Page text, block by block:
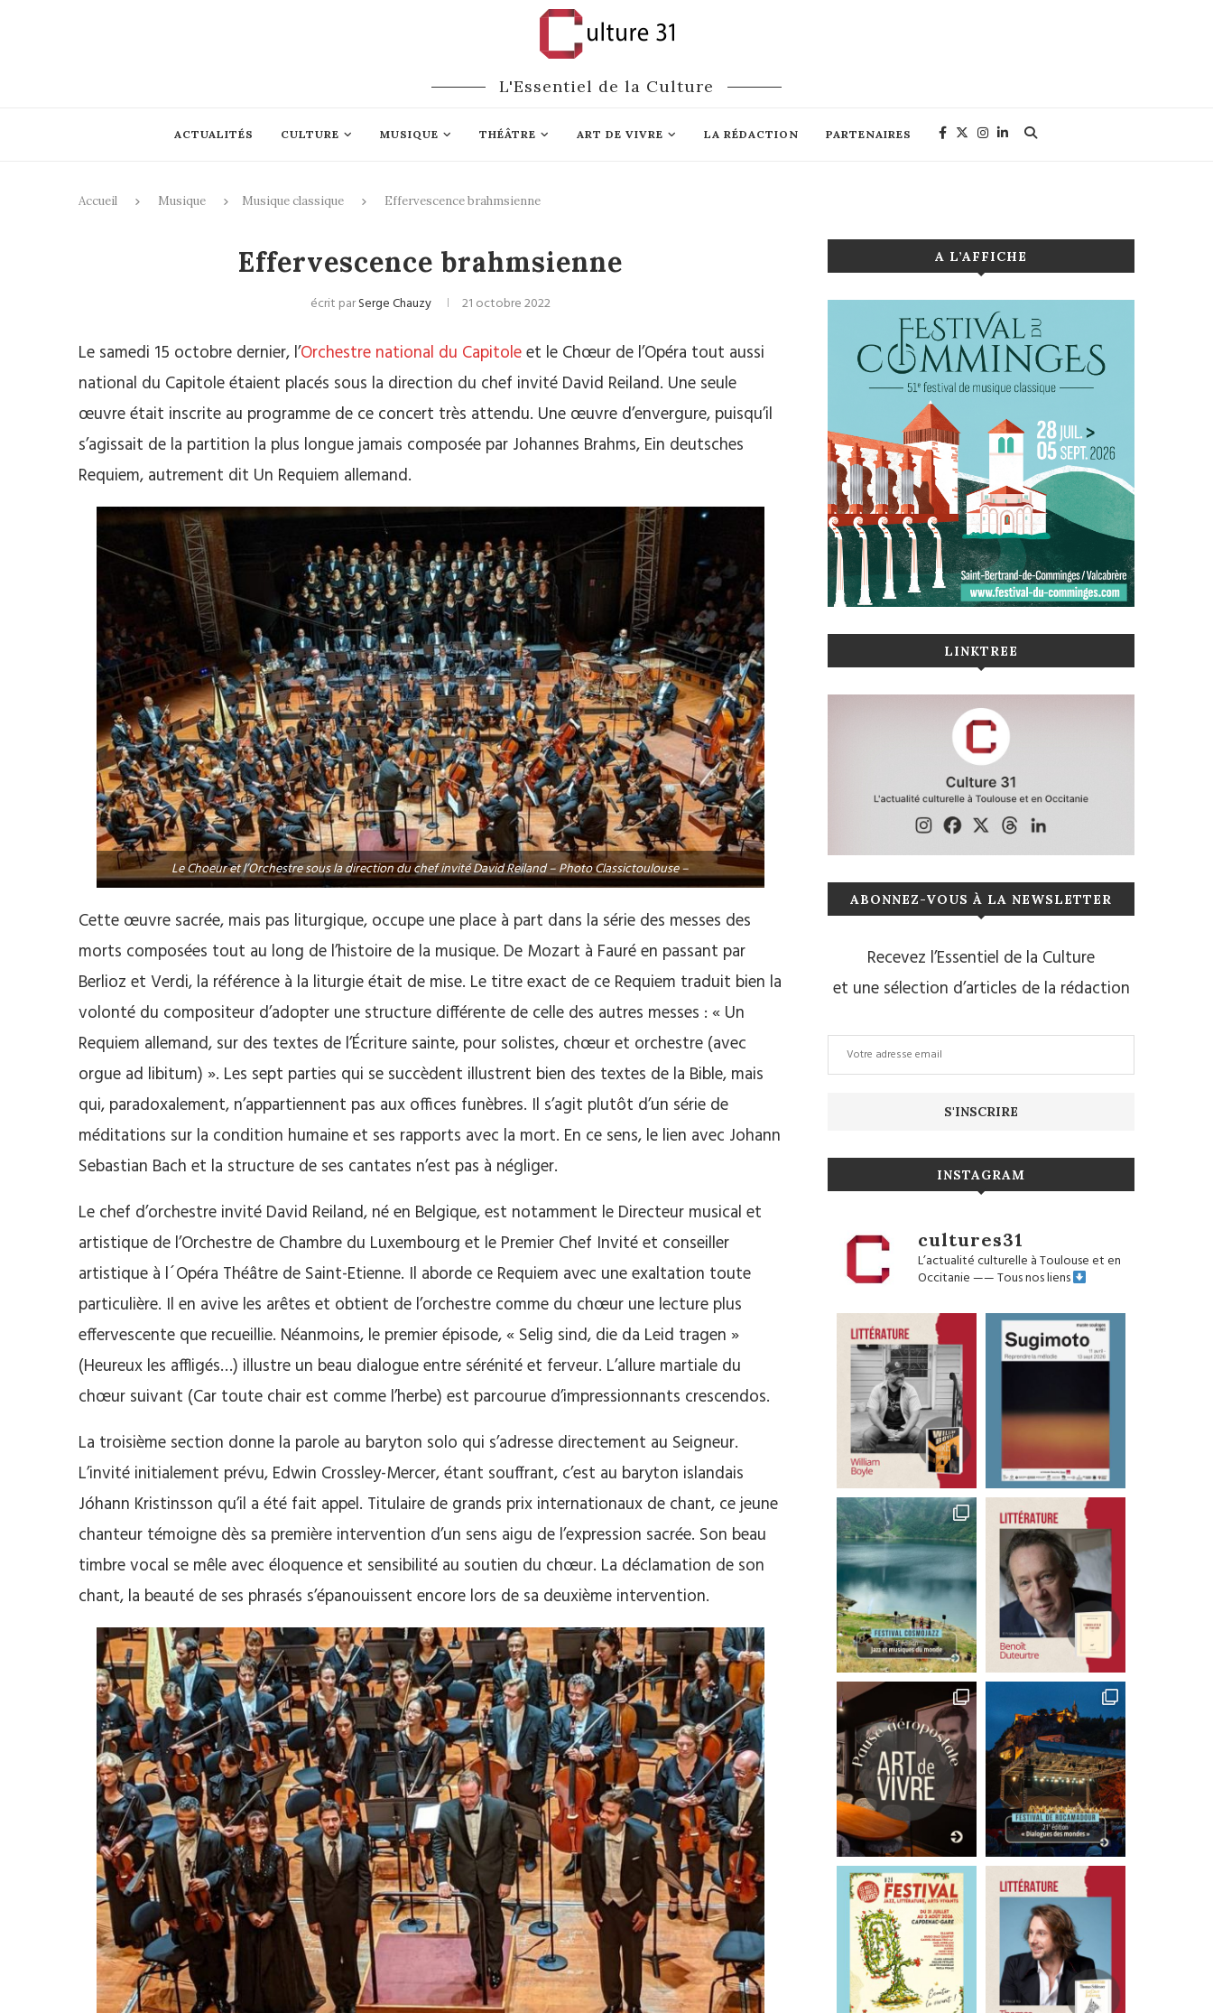
L'Essentiel de la Culture
ACTUALITÉS CULTURE MUSIQUE THÉÂTRE ART DE VIVRE LA RÉDACTION PARTENAIRES
Accueil Musique Musique classique Effervescence brahmsienne
Effervescence brahmsienne
écrit parSerge Chauzy 21 octobre 2022
Le samedi 15 octobre dernier, l’Orchestre national du Capitoleet le Chœur de l’Opéra tout aussi
national du Capitole étaient placés sous la direction du chef invité David Reiland. Une seule
œuvre était inscrite au programme de ce concert très attendu. Une œuvre d’envergure, puisqu’il
s’agissait de la partition la plus longue jamais composée par Johannes Brahms, Ein deutsches
Requiem, autrement dit Un Requiem allemand.
Le Choeur et l’Orchestre sous la direction du chef invité David Reiland – Photo Classictoulouse –
Cette œuvre sacrée, mais pas liturgique, occupe une place à part dans la série des messes des
morts composées tout au long de l’histoire de la musique. De Mozart à Fauré en passant par
Berlioz et Verdi, la référence à la liturgie était de mise. Le titre exact de ce Requiem traduit bien la
volonté du compositeur d’adopter une structure différente de celle des autres messes : « Un
Requiem allemand, sur des textes de l’Écriture sainte, pour solistes, chœur et orchestre (avec
orgue ad libitum) ». Les sept parties qui se succèdent illustrent bien des textes de la Bible, mais
qui, paradoxalement, n’appartiennent pas aux offices funèbres. Il s’agit plutôt d’un série de
méditations sur la condition humaine et ses rapports avec la mort. En ce sens, le lien avec Johann
Sebastian Bach et la structure de ses cantates n’est pas à négliger.
Le chef d’orchestre invité David Reiland, né en Belgique, est notamment le Directeur musical et
artistique de l’Orchestre de Chambre du Luxembourg et le Premier Chef Invité et conseiller
artistique à l´Opéra Théâtre de Saint-Etienne. Il aborde ce Requiem avec une exaltation toute
particulière. Il en avive les arêtes et obtient de l’orchestre comme du chœur une lecture plus
effervescente que recueillie. Néanmoins, le premier épisode, « Selig sind, die da Leid tragen »
(Heureux les affligés…) illustre un beau dialogue entre sérénité et ferveur. L’allure martiale du
chœur suivant (Car toute chair est comme l’herbe) est parcourue d’impressionnants crescendos.
La troisième section donne la parole au baryton solo qui s’adresse directement au Seigneur.
L’invité initialement prévu, Edwin Crossley-Mercer, étant souffrant, c’est au baryton islandais
Jóhann Kristinsson qu’il a été fait appel. Titulaire de grands prix internationaux de chant, ce jeune
chanteur témoigne dès sa première intervention d’un sens aigu de l’expression sacrée. Son beau
timbre vocal se mêle avec éloquence et sensibilité au soutien du chœur. La déclamation de son
chant, la beauté de ses phrasés s’épanouissent encore lors de sa deuxième intervention.
A L’AFFICHE
LINKTREE
ABONNEZ-VOUS À LA NEWSLETTER
Recevez l’Essentiel de la Culture
et une sélection d’articles de la rédaction
INSTAGRAM
cultures31
L’actualité culturelle à Toulouse et en
Occitanie——Tous nos liens